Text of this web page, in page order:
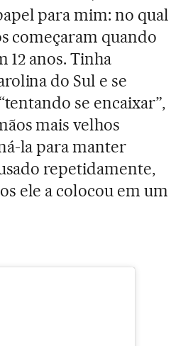
para mim: no qual
começaram quando
12 anos. Tinha
do Sul e se
se encaixar”,
mais velhos
la para manter
repetidamente,
ele a colocou em um